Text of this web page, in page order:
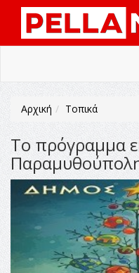
Αρχική Τοπικά
Το πρόγραμμα